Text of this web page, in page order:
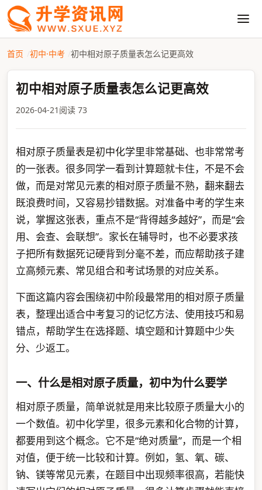
首页 初中·中考 初中相对原子质量表怎么记更高效
初中相对原子质量表怎么记更高效
2026-04-21 阅读 73
相对原子质量表是初中化学里非常基础、也非常常考
的一张表。很多同学一看到计算题就卡住，不是不会
做，而是对常见元素的相对原子质量不熟，翻来翻去
既浪费时间，又容易抄错数据。对准备中考的学生来
说，掌握这张表，重点不是“背得越多越好”，而是“会
用、会查、会联想”。家长在辅导时，也不必要求孩
子把所有数据死记硬背到分毫不差，而应帮助孩子建
立高频元素、常见组合和考试场景的对应关系。
下面这篇内容会围绕初中阶段最常用的相对原子质量
表，整理出适合中考复习的记忆方法、使用技巧和易
错点，帮助学生在选择题、填空题和计算题中少失
分、少返工。
一、什么是相对原子质量，初中为什么要学
相对原子质量，简单说就是用来比较原子质量大小的
一个数值。初中化学里，很多元素和化合物的计算，
都要用到这个概念。它不是“绝对质量”，而是一个相
对值，便于统一比较和计算。例如，氢、氧、碳、
钠、镁等常见元素，在题目中出现频率很高，若能快